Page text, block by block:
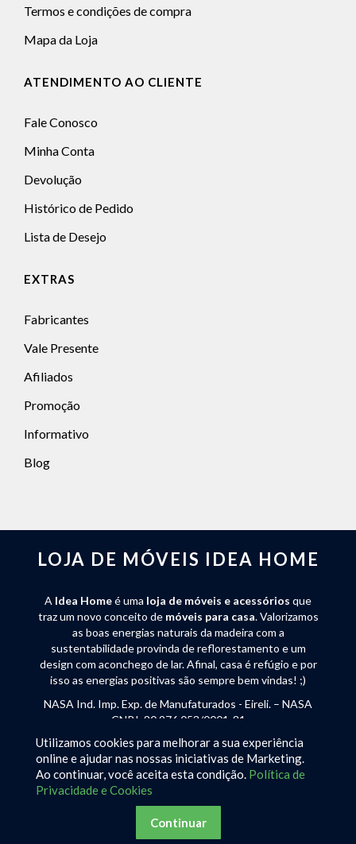
Termos e condições de compra
Mapa da Loja
ATENDIMENTO AO CLIENTE
Fale Conosco
Minha Conta
Devolução
Histórico de Pedido
Lista de Desejo
EXTRAS
Fabricantes
Vale Presente
Afiliados
Promoção
Informativo
Blog
LOJA DE MÓVEIS IDEA HOME
A Idea Homeé uma loja de móveis e acessórios que
traz um novo conceito de móveis para casa. Valorizamos
as boas energias naturais da madeira com a
sustentabilidade provinda de reflorestamento e um
design com aconchego de lar. Afinal, casa é refúgio e por
isso as energias positivas são sempre bem vindas! ;)
NASA Ind. Imp. Exp. de Manufaturados - Eireli. – NASA
CNPJ: 80.976.053/0001-81
Rua José Endler 240 - Bateias de Baixo - Campo Alegre
(SC) - CEP 89294-000 - Tel:(47) 3632-2250
DesenvolvimentoClickright Marketing Digital
Utilizamos cookies para melhorar a sua experiência
online e ajudar nas nossas iniciativas de Marketing.
Ao continuar, você aceita esta condição. Política de
Privacidade e Cookies
Continuar